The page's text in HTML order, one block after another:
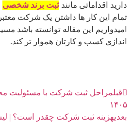
دارید اقداماتی مانند ثبت برند شخصی
تمام این کار ها داشتن یک شرکت
امیدواریم این مقاله توانسته باشد
اندازی کسب و کارتان هموار تر کند.
قبلمراحل ثبت شرکت با مسئولیت
۱۴۰۵
بعدیهزینه ثبت شرکت چقدر است؟ |